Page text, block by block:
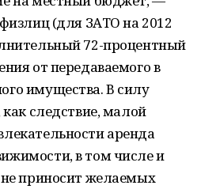
(для ЗАТО на 2012
72-процентный
от передаваемого в
имущества. В силу
следствие, малой
аренда
в том числе и
приносит желаемых